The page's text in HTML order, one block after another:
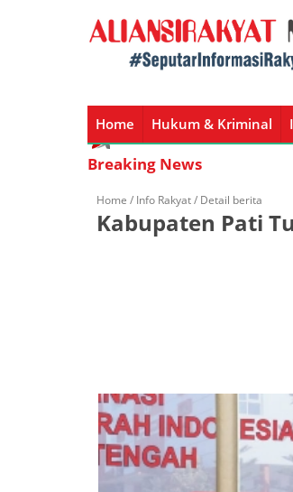
Home Hukum & Kriminal
Home Hukum & Kriminal
Breaking News
Home / Info Rakyat/ Detail berita
Kabupaten Pati